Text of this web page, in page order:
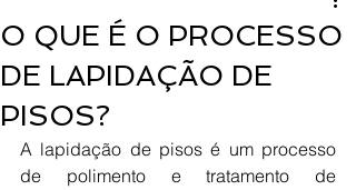
O QUE É O PROCESSO
DE LAPIDAÇÃO DE
PISOS?
A lapidação de pisos é um processo
de polimento e tratamento de